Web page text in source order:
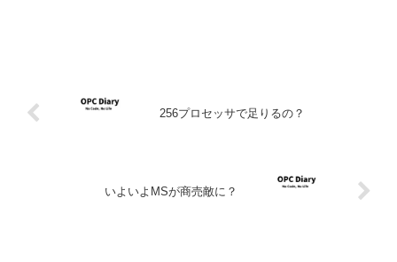
256プロセッサで足りるの？
いよいよMSが商売敵に？